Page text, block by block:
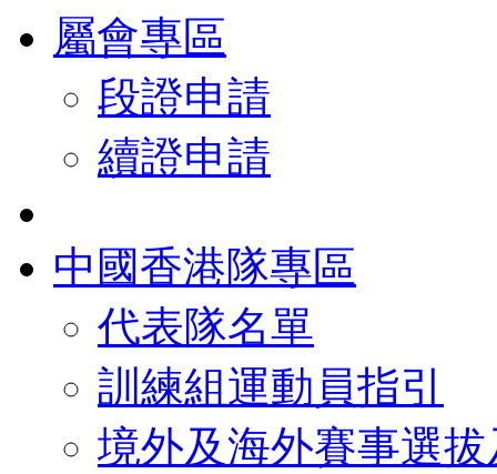
屬會專區
段證申請
續證申請
中國香港隊專區
代表隊名單
訓練組運動員指引
境外及海外賽事選